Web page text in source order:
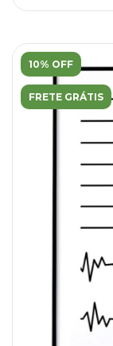
10% OFF
FRETE GRÁTIS